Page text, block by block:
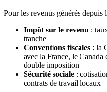
Pour les revenus générés depuis
Impôt sur le revenu :
tranche
Conventions fiscales : la
avec la France, le Canada
double imposition
Sécurité sociale :
contrats de travail locaux